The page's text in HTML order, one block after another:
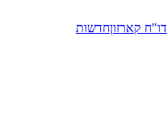
דו"ח קארזוןחדשות